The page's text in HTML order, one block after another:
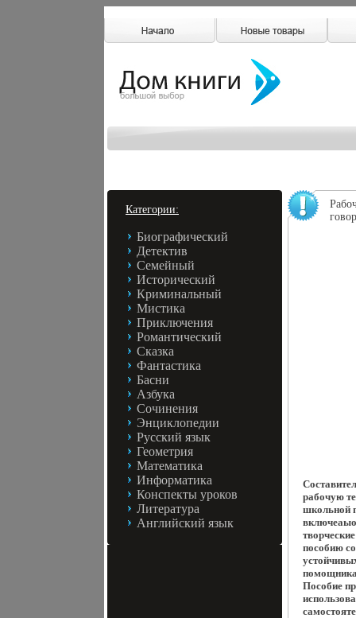
Категории:
Биографический
Детектив
Семейный
Исторический
Криминальный
Мистика
Приключения
Романтический
Сказка
Фантастика
Басни
Азбука
Сочинения
Энциклопедии
Русский язык
Геометрия
Математика
Информатика
Конспекты уроков
Литература
Английский язык
рабочую
школьной
пособию
Пособие